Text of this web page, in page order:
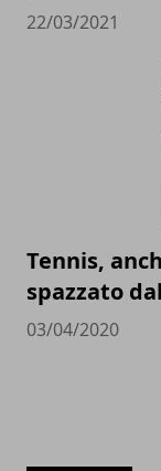
22/03/2021
Tennis,
spazzato
03/04/2020